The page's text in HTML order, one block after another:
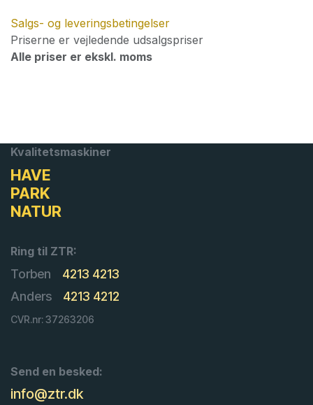
Salgs- og leveringsbetingelser
Priserne er vejledende udsalgspriser
Alle priser er ekskl. moms
Kvalitetsmaskiner
HAVE
PARK
NATUR
Ring til ZTR:
Torben
4213 4213
Anders
4213 4212
CVR.nr: 37263206
Send en besked:
info@ztr.dk